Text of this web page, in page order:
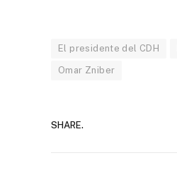
El presidente del CDH
Omar Zniber
SHARE.